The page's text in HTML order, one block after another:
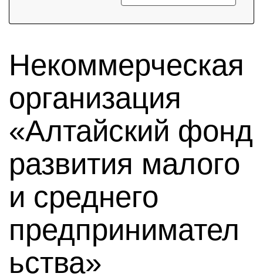
Некоммерческая
организация
«Алтайский фонд
развития малого
и среднего
предпринимател
ьства»